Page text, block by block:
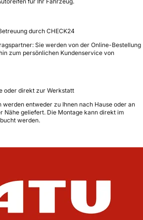
durch CHECK24
Sie werden von der Online-Bestellung
zum persönlichen Kundenservice von
oder direkt zur Werkstatt
werden entweder zu Ihnen nach Hause oder an
Nähe geliefert. Die Montage kann direkt im
werden.